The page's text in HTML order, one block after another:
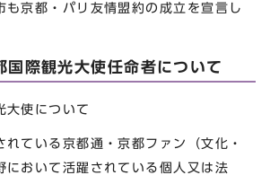
も京都・パリ友情盟約の成立を宣言し
国際観光大使任命者について
使について
いる京都通・京都ファン（文化・
において活躍されている個人又は法